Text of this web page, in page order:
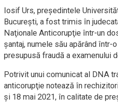
Iosif Urs, preşedintele
Bucureşti, a fost trimis în
Naţionale Anticorupţie într-un
şantaj, numele său apărând într-
presupusă fraudă a examenului
Potrivit unui comunicat al DNA
anticorupţie notează în
şi 18 mai 2021, în calitate de